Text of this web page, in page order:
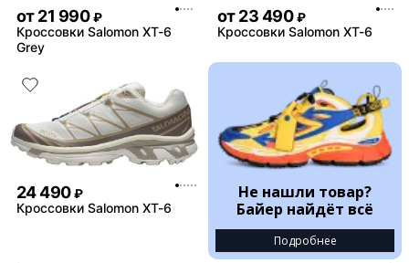
от21 990 ₽
Кроссовки Salomon XT-6
Grey
от23 490 ₽
Кроссовки Salomon XT-6
24 490 ₽
Кроссовки Salomon XT-6
Не нашли товар?
Байер найдёт всё
Подробнее